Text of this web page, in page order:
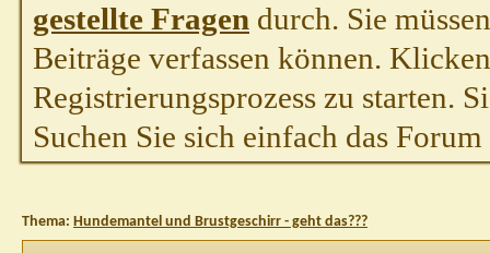
gestellte Fragen durch. Sie
Beiträge verfassen können.
Registrierungsprozess zu starten.
Suchen Sie sich einfach das
Thema: Hundemantel und Brustgeschirr - geht das???